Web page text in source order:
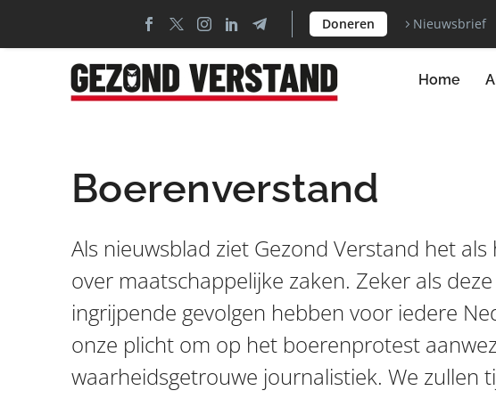
Doneren Nieuwsbrief
Home
Boerenverstand
Als nieuwsblad ziet Gezond Verstand het
over maatschappelijke zaken. Zeker als
ingrijpende gevolgen hebben voor iedere
onze plicht om op het boerenprotest
waarheidsgetrouwe journalistiek. We zullen